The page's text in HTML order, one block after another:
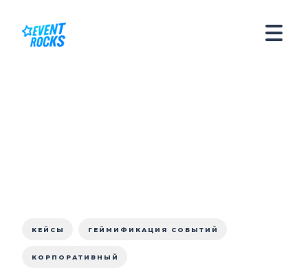
КЕЙСЫ ГЕЙМИФИКАЦИЯ СОБЫТИЙ
КОРПОРАТИВНЫЙ